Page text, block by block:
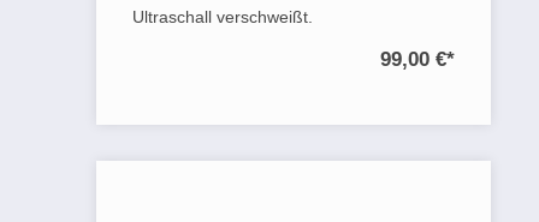
Ultraschall verschweißt.
99,00 €*